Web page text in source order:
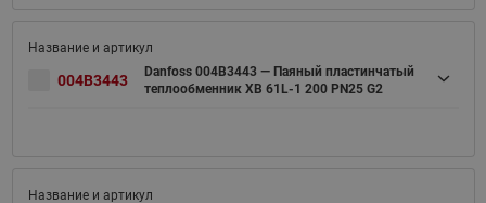
004B3443
Danfoss 004B3443 — Паяный пластинчатый
теплообменник XB 61L-1 200 PN25 G2